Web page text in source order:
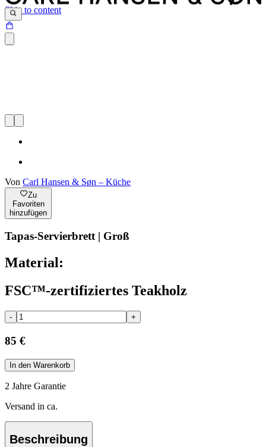
Skip to content
Von Carl Hansen & Søn – Küche
Zu
Favoriten
hinzufügen
Tapas-Servierbrett | Groß
Material:
FSC™-zertifiziertes Teakholz
- +
85 €
In den Warenkorb
2 Jahre Garantie
Versand in ca.
Beschreibung